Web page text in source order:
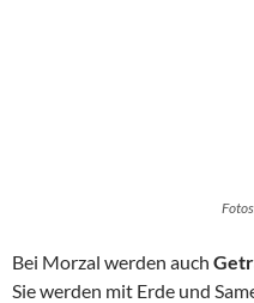
Bei Morzal werden auch
Sie werden mit Erde und